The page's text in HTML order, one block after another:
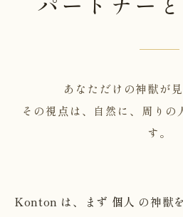
あなただけの神獣が
その視点は、自然に、周りの
す。
Konton は、まず 個人 の神獣